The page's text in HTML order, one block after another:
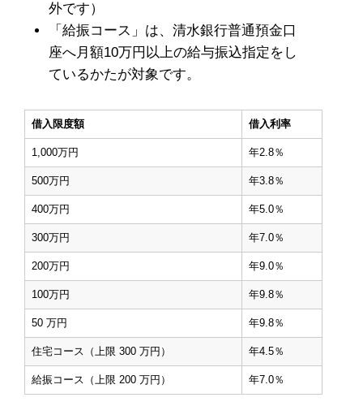
外です）
「給振コース」は、清水銀行普通預金口
座へ月額10万円以上の給与振込指定をし
ているかたが対象です。
借入限度額 借入利率
1,000万円 年2.8％
500万円 年3.8％
400万円 年5.0％
300万円 年7.0％
200万円 年9.0％
100万円 年9.8％
50 万円 年9.8％
住宅コース（上限 300 万円） 年4.5％
給振コース（上限 200 万円） 年7.0％